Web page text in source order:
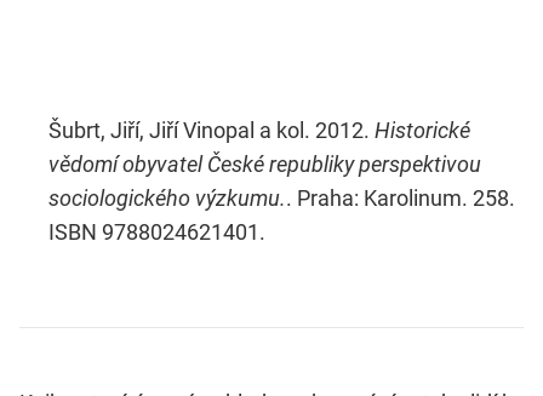
Šubrt, Jiří, Jiří Vinopal a kol. 2012. Historické
vědomí obyvatel České republiky perspektivou
sociologického výzkumu.. Praha: Karolinum. 258.
ISBN 9788024621401.